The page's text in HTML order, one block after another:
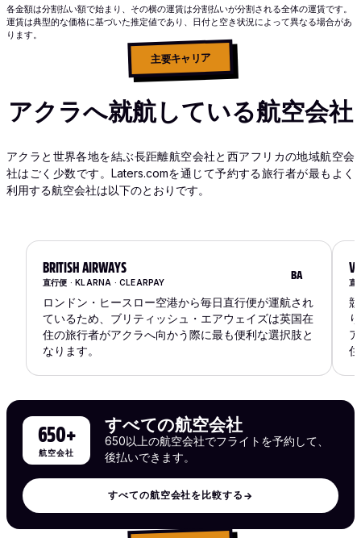
各金額は分割払い額で始まり、その横の運賃は分割払いが分割される全体の運賃です。
運賃は典型的な価格に基づいた推定値であり、日付と空き状況によって異なる場合があ
ります。
主要キャリア
アクラへ就航している航空会社
アクラと世界各地を結ぶ長距離航空会社と西アフリカの地域航空会
社はごく少数です。Laters.comを通じて予約する旅行者が最もよく
利用する航空会社は以下のとおりです。
BRITISH AIRWAYS
直行便 · KLARNA · CLEARPAY
BA
ロンドン・ヒースロー空港から毎日直行便が運航され
ているため、ブリティッシュ・エアウェイズは英国在
住の旅行者がアクラへ向かう際に最も便利な選択肢と
なります。
直
650+
航空会社
すべての航空会社
650以上の航空会社でフライトを予約して、
後払いできます。
すべての航空会社を比較する →